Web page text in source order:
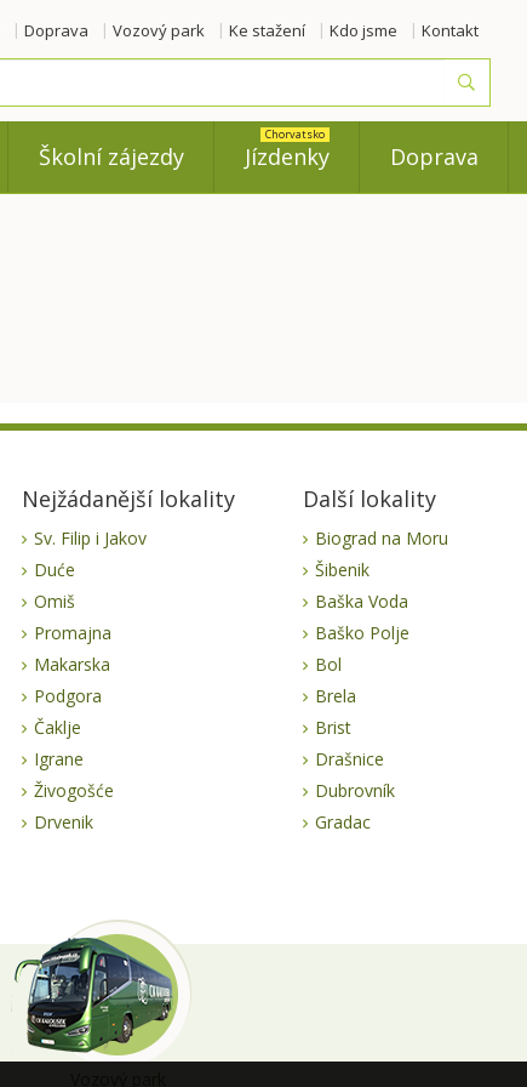
Doprava Vozový park Ke stažení Kdo jsme Kontakt
Školní zájezdy Jízdenky
Chorvatsko
Doprava
Nejžádanější lokality
Sv. Filip i Jakov
Duće
Omiš
Promajna
Makarska
Podgora
Čaklje
Igrane
Živogošće
Drvenik
Další lokality
Biograd na Moru
Šibenik
Baška Voda
Baško Polje
Bol
Brela
Brist
Drašnice
Dubrovník
Gradac